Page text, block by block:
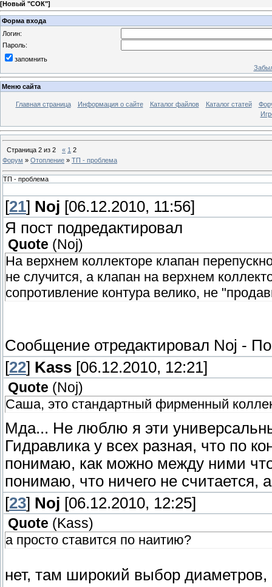
[Новый "СОК"]
Форма входа
Логин:
Пароль:
запомнить
Меню сайта
Главная страница Информация о сайте Каталог файлов Каталог статей
Страница 2 из 2 « 1 2
Форум » Отопление » ТП - проблема
ТП - проблема
[21] Noj [06.12.2010, 11:56]
Я пост подредактировал
Quote (Noj)
На верхнем коллекторе клапан
не случится, а клапан на верхнем
сопротивление контура велико, не
Сообщение отредактировал Noj -
[22] Kass [06.12.2010, 12:21]
Quote (Noj)
Саша, это стандартный фирменный
Мда... Не люблю я эти
Гидравлика у всех разная, что по
понимаю, как можно между ними
понимаю, что ничего не считается,
[23] Noj [06.12.2010, 12:25]
Quote ( Kass)
а просто ставится по наитию?
нет, там широкий выбор диаметров,